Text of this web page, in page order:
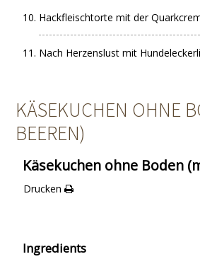
Hackfleischtorte mit der
Nach Herzenslust mit
KÄSEKUCHEN OHNE
BEEREN)
Käsekuchen ohne Boden
Drucken
Ingredients